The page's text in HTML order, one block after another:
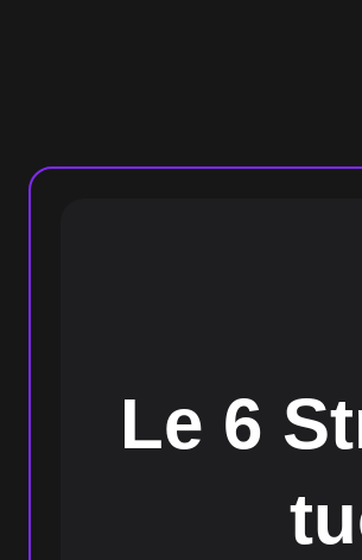
Le 6